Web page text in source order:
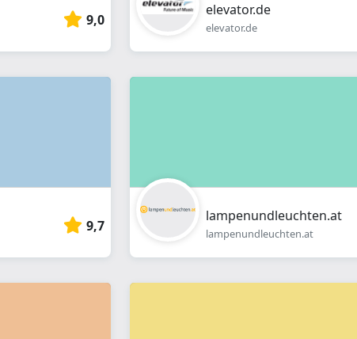
9,0
elevator.de
elevator.de
9,7
lampenundleuchten.at
lampenundleuchten.at